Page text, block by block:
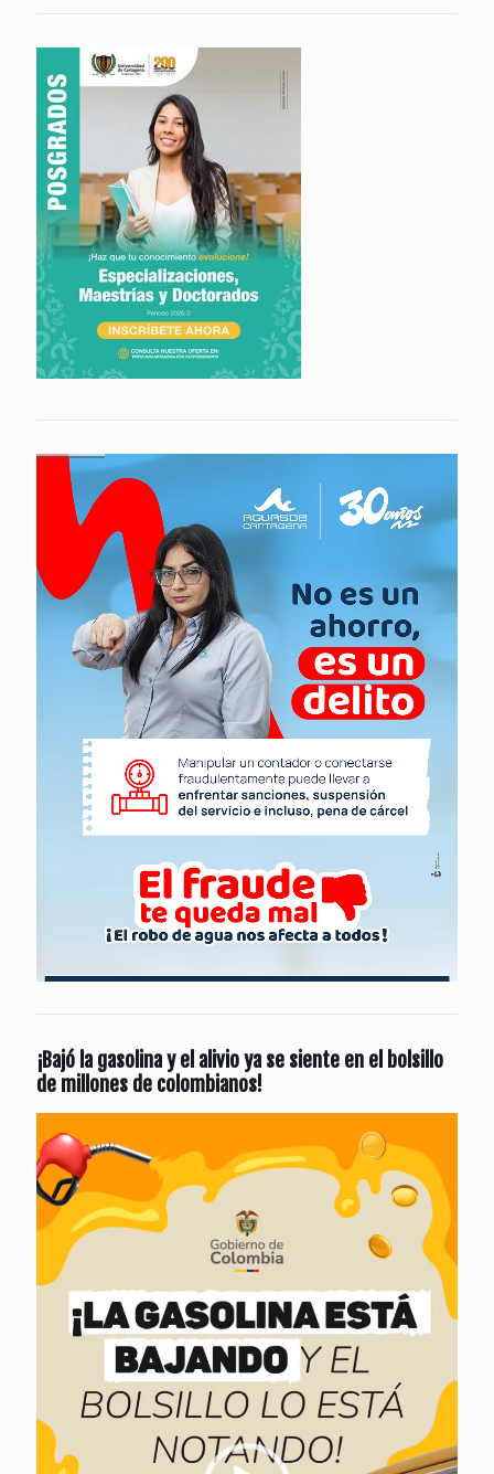
¡Bajó la gasolina y el alivio ya se siente en el bolsillo
de millones de colombianos!
de
vídeo